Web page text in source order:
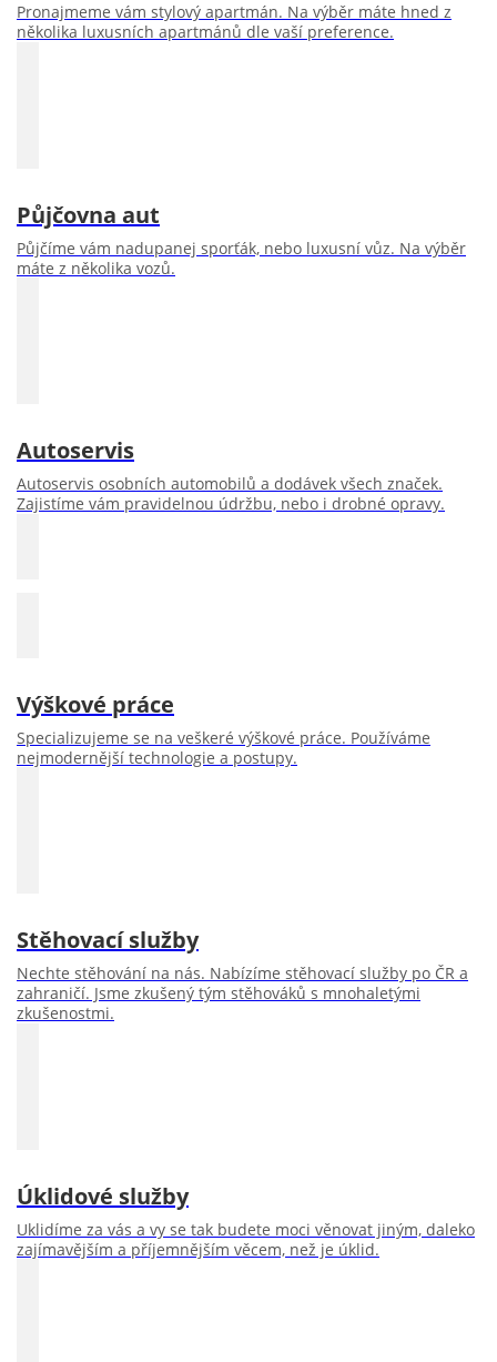
Pronajmeme vám stylový apartmán. Na výběr máte hned z
několika luxusních apartmánů dle vaší preference.
Půjčovna aut
Půjčíme vám nadupanej sporťák, nebo luxusní vůz. Na výběr
máte z několika vozů.
Autoservis
Autoservis osobních automobilů a dodávek všech značek.
Zajistíme vám pravidelnou údržbu, nebo i drobné opravy.
Výškové práce
Specializujeme se na veškeré výškové práce. Používáme
nejmodernější technologie a postupy.
Stěhovací služby
Nechte stěhování na nás. Nabízíme stěhovací služby po ČR a
zahraničí. Jsme zkušený tým stěhováků s mnohaletými
zkušenostmi.
Úklidové služby
Uklidíme za vás a vy se tak budete moci věnovat jiným, daleko
zajímavějším a příjemnějším věcem, než je úklid.